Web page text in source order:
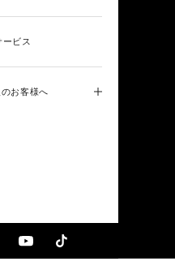
ビス
お客様へ